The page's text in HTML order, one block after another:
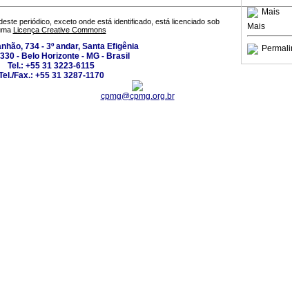
Mais
Mais
periódico, exceto onde está identificado, está licenciado sob
Licença Creative Commons
734 - 3º andar, Santa Efigênia
- Belo Horizonte - MG - Brasil
Tel.: +55 31 3223-6115
Fax.: +55 31 3287-1170
cpmg@cpmg.org.br